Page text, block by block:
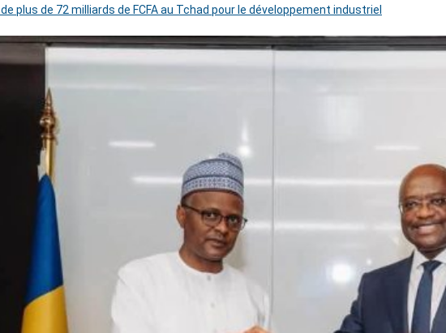
plus de 72 milliards de FCFA au Tchad pour le développement industriel